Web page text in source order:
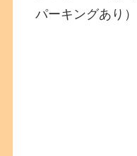
パーキングあり）